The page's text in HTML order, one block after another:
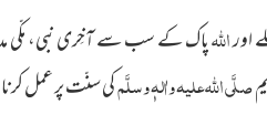
اوراللہپاک کے سب سے آخِری نبی، مکّی
صلَّی اللہ علیہ واٰلہٖ وسلَّمکی سنّت پر عمل